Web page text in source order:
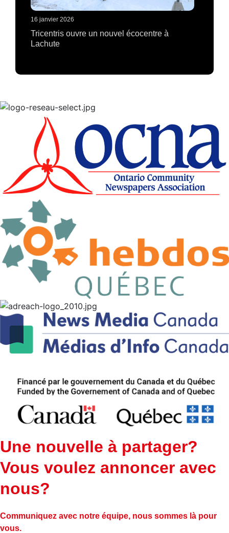
16 janvier 2026
Tricentris ouvre un nouvel écocentre à
Lachute
Une nouvelle à partager?
Vous voulez annoncer avec
nous?
Communiquez avec notre équipe, nous sommes là pour
vous.